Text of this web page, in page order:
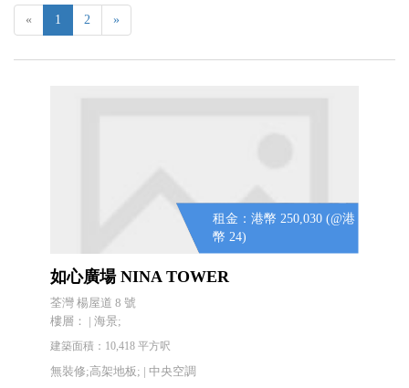
« 1 2 »
租金：港幣 250,030 (@港
幣 24)
如心廣場 NINA TOWER
荃灣 楊屋道 8 號
樓層： | 海景;
建築面積：10,418 平方呎
無裝修;高架地板; | 中央空調